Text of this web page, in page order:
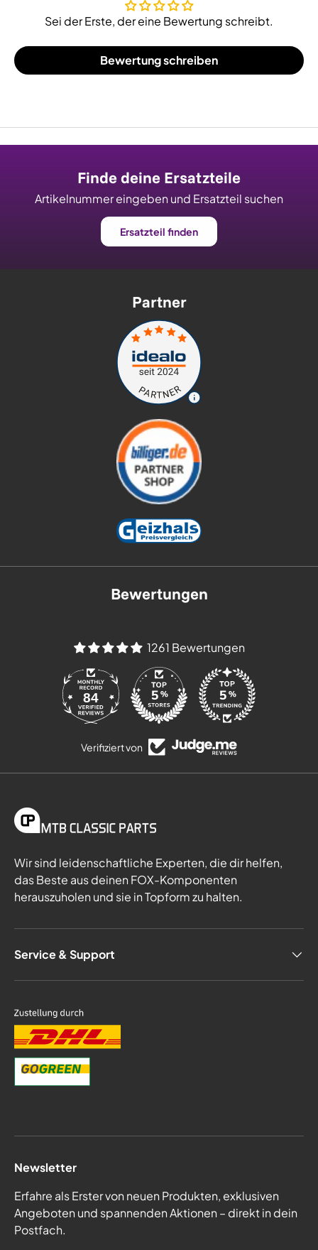
Sei der Erste, der eine Bewertung schreibt.
Bewertung schreiben
Finde deine Ersatzteile
Artikelnummer eingeben und Ersatzteil suchen
Ersatzteil finden
Partner
Bewertungen
1261 Bewertungen
84
Verifiziert von
Wir sind leidenschaftliche Experten, die dir helfen,
das Beste aus deinen FOX-Komponenten
herauszuholen und sie in Topform zu halten.
Service & Support
Newsletter
Erfahre als Erster von neuen Produkten, exklusiven
Angeboten und spannenden Aktionen – direkt in dein
Postfach.